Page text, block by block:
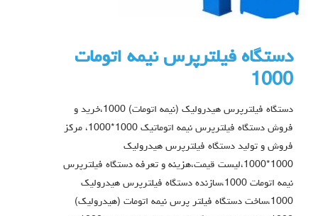
دستگاه فیلترپرس نیمه اتومات
1000
دستگاه فیلترپرس هیدرولیک (نیمه اتومات) 1000،خرید و
فروش دستگاه فیلترپرس نیمه اتوماتیک 1000*1000، مرکز
فروش و تولید دستگاه فیلترپرس هیدرولیک
1000*1000،لیست قیمت،هزینه و تعرفه دستگاه فیلترپرس
نیمه اتومات 1000،سازنده دستگاه فیلترپرس هیدرولیک
1000،ساخت دستگاه فیلتر پرس نیمه اتومات (هیدرولیک)